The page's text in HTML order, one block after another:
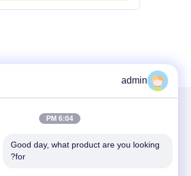
admin
6:04 PM
Good day, what product are you looking
for?